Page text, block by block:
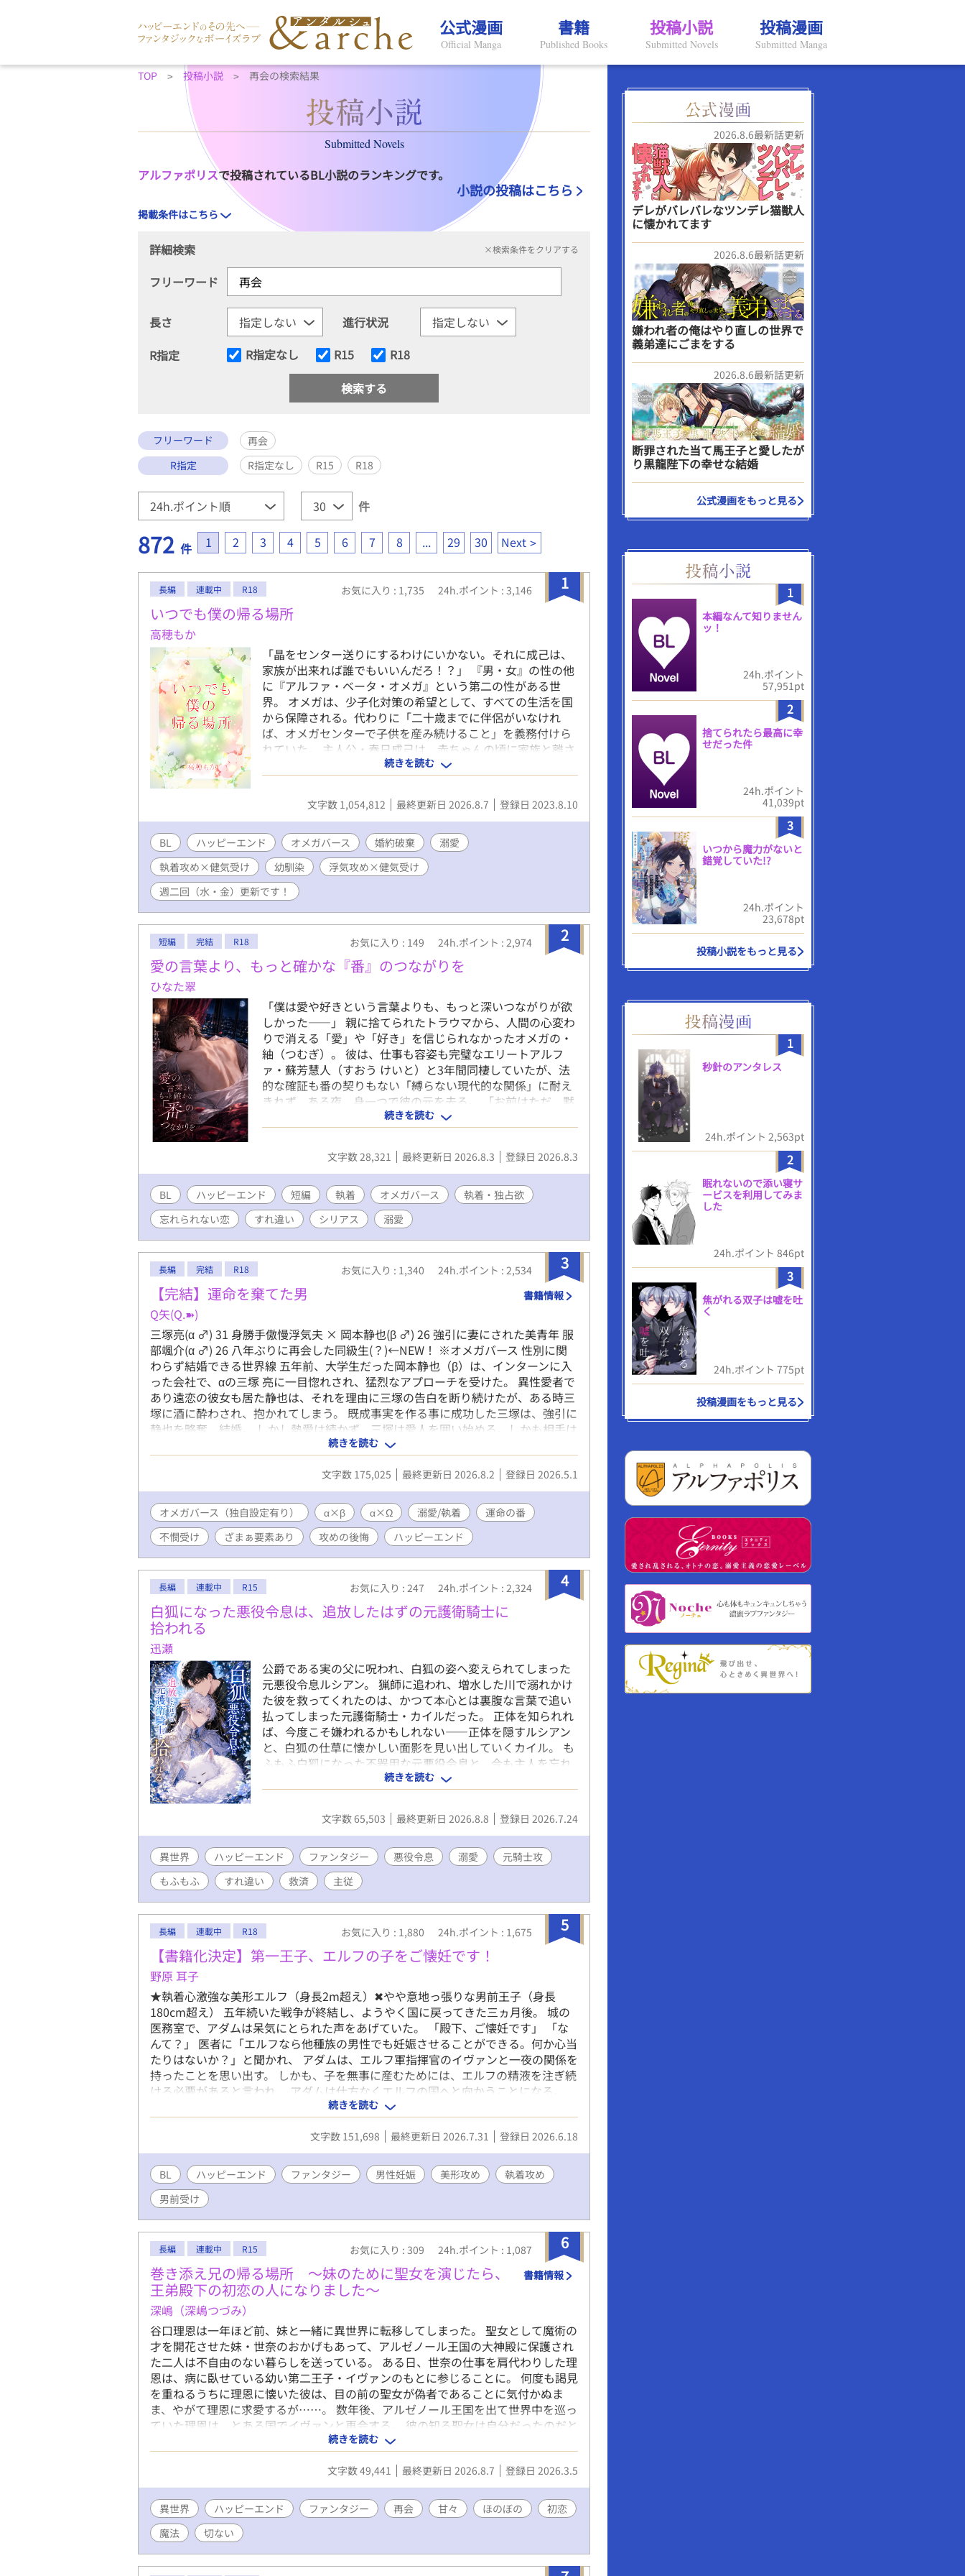
公式漫画
Official Manga
書籍
Published Books
投稿小説
Submitted Novels
投稿漫画
Submitted Manga
TOP 投稿小説 再会の検索結果
Submitted Novels
アルファポリスで投稿されているBL小説のランキングです。
小説の投稿はこちら
掲載条件はこちら
詳細検索 ×検索条件をクリアする
フリーワード
長さ
進行状況
R指定
R指定なし R15 R18
フリーワード
再会
R指定
R指定なし R15 R18
件
872 件 1 2 3 4 5 6 7 8 ... 29 30 Next
1
長編 連載中 R18 お気に入り : 1,735 24h.ポイント : 3,146
いつでも僕の帰る場所
高穂もか
「晶をセンター送りにするわけにいかない。それに成己は、
家族が出来れば誰でもいいんだろ！？」 『男・女』の性の他
に『アルファ・ベータ・オメガ』という第二の性がある世
界。 オメガは、少子化対策の希望として、すべての生活を国
から保障される。代わりに「二十歳までに伴侶がいなけれ
ば、オメガセンターで子供を産み続けること」を義務付けら
れていた。 主人公・春日成己は、赤ちゃんの頃に家族と離さ
れ、センターで育てられていた。 孤独な成己の支えは幼馴染
の宏章の面会と『家族をもつ』という夢。 「自分の家族を持
って、ずっと仲良く暮らしたい」 その夢は、叶うはずだっ
た。 高校からの親友で、婚約者の陽平が、彼の初恋の人・晶
目前に、婚約を解消されてしまう。 婚約者探しは絶望的で、
最早センターに行くしかない。 失意に沈む成己に手を差し伸
べたのは、幼馴染の宏章だった。 「俺の家族になってくれ」
兄のように思っていた宏章に、身も心も包まれ愛されて
メガバースBLです♡ ※ストレス展開が長く続きますが、最
終的にはスカッとハッピーエンドになります🦾(⌒▽⌒) ※独
自設定ありオメガバースです。 ☆感想コメント、誠にありが
とうございます！いつも大切に読ませて頂いております♡心
きました✨ ※24年9月2日 二百八十～三百二話までを修正の
為非公開にしました。読んで下さった皆様、ありがとうござ
いましたm(__)m ※25年4月29日 唯一の未来Ⅰを再度加筆修
正いたします。ご迷惑をおかけして、申し訳ありません。 今
までのお話を読んでくださった皆様、ありがとうございまし
たm(_ _)m ※25年5月13日 加筆完了しました！
続きを読む
文字数 1,054,812 最終更新日 2026.8.7 登録日 2023.8.10
BL ハッピーエンド オメガバース 婚約破棄
溺愛
執着攻め×健気受け
幼馴染
浮気攻め×健気受け
週二回（水・金）更新です！
2
短編 完結 R18 お気に入り : 149 24h.ポイント : 2,974
愛の言葉より、もっと確かな『番』のつながりを
ひなた翠
「僕は愛や好きという言葉よりも、もっと深いつながりが欲
しかった――」 親に捨てられたトラウマから、人間の心変わ
りで消える「愛」や「好き」を信じられなかったオメガの・
紬（つむぎ）。 彼は、仕事も容姿も完璧なエリートアルフ
ァ・蘇芳慧人（すおう けいと）と3年間同棲していたが、法
的な確証も番の契りもない「縛らない現代的な関係」に耐え
きれず、ある夜、身一つで彼の元を去る。 「お前はただ、黙
って俺の側にいればいい」 そう言って自分を溺愛してくれて
いると信じていた慧人だったが、紬が残していったのは『今
までありがとうございました』という冷たい一言と、お揃い
のプラチナリングだけだった。 「自由」という名の傲慢が、
ように紬を捜し求める。 これは、愛を恐れたオメガと、愛し
方を知らなかったアルファが、すれ違いの果てに「本当の運
命」を掴み取るまでの、切なくも溺愛に満ちた再会ラブスト
ーリー。
続きを読む
文字数 28,321 最終更新日 2026.8.3 登録日 2026.8.3
BL ハッピーエンド 短編 執着 オメガバース
執着・独占欲
忘れられない恋
すれ違い シリアス 溺愛
3
長編 完結 R18 お気に入り : 1,340 24h.ポイント : 2,534
【完結】運命を棄てた男
Q矢(Q.➽)
書籍情報
三塚亮(α ♂) 31 身勝手傲慢浮気夫 × 岡本静也(β ♂) 26 強引に妻にされた美青年 服
部颯介(α ♂) 26 八年ぶりに再会した同級生(？)←NEW！ ※オメガバース 性別に関
わらず結婚できる世界線 五年前、大学生だった岡本静也（β）は、インターンに入
った会社で、αの三塚 亮に一目惚れされ、猛烈なアプローチを受けた。 異性愛者で
あり遠恋の彼女も居た静也は、それを理由に三塚の告白を断り続けたが、ある時三
塚に酒に酔わされ、抱かれてしまう。 既成事実を作る事に成功した三塚は、強引に
静也を略奪、結婚。 しかし熱愛は続かず、三塚は愛人を囲い始める。しかも相手は
Ωで、三塚と番になって子どもを産む事を望んでいた。 バース法により、婚姻外の
番契約は禁止されている。可愛い愛人の願いを叶える為には、まず静也と離婚しな
くてはならない。 そうして結婚生活が五年目に入ったある夜、三塚は静也に離婚を
切り出す。 愛人に目が眩む三塚は、この先で自分を待つ恐ろしい運命など、想像す
らできずにいたが……。 手段を選ばず生きてきた傲慢浮気男・三塚の末路とは。
そして捨てられた静也の、意外な未来とは。 ※お詫び 17話のラスト、三年ではな
く五年の間違いです！明らかなうっかりミスです！ お詫びして訂正いたしますm(_
_)m
続きを読む
文字数 175,025 最終更新日 2026.8.2 登録日 2026.5.1
オメガバース（独自設定有り） α×β α×Ω 溺愛/執着
運命の番
不憫受け
ざまぁ要素あり 攻めの後悔 ハッピーエンド
4
長編 連載中 R15 お気に入り : 247 24h.ポイント : 2,324
白狐になった悪役令息は、追放したはずの元護衛騎士に
拾われる
迅瀬
公爵である実の父に呪われ、白狐の姿へ変えられてしまった
元悪役令息ルシアン。 猟師に追われ、増水した川で溺れかけ
た彼を救ってくれたのは、かつて本心とは裏腹な言葉で追い
払ってしまった元護衛騎士・カイルだった。 正体を知られれ
ば、今度こそ嫌われるかもしれない――正体を隠すルシアン
と、白狐の仕草に懐かしい面影を見い出していくカイル。 も
ふもふ白狐になった不器用な元悪役令息と、今も主人を忘れ
られない一途な元護衛騎士が、ゆっくりと心を通わせていく
再会・溺愛ファンタジーBLです。 ※表紙や校正に生成AIを使
用しています。
続きを読む
文字数 65,503 最終更新日 2026.8.8 登録日 2026.7.24
異世界 ハッピーエンド ファンタジー 悪役令息 溺愛
元騎士攻
もふもふ
すれ違い 救済 主従
5
長編 連載中 R18 お気に入り : 1,880 24h.ポイント : 1,675
【書籍化決定】第一王子、エルフの子をご懐妊です！
野原 耳子
★執着心激強な美形エルフ（身長2m超え）✖やや意地っ張りな男前王子（身長
180cm超え） 五年続いた戦争が終結し、ようやく国に戻ってきた三ヵ月後。 城の
医務室で、アダムは呆気にとられた声をあげていた。 「殿下、ご懐妊です」 「な
んて？」 医者に「エルフなら他種族の男性でも妊娠させることができる。何か心当
たりはないか？」と聞かれ、 アダムは、エルフ軍指揮官のイヴァンと一夜の関係を
持ったことを思い出す。 しかも、子を無事に産むためには、エルフの精液を注ぎ続
ける必要があると言われ、 アダムは仕方なくエルフの国へと向かうことになる。
再会したイヴァンは、まるで伴侶のようにアダムを愛で始める。 子供を産んだらさ
っさと国に戻るつもりだったのに、次第にアダムもイヴァンから与えられる想いに
心が揺らいでいき―― ★皆様の応援のおかげで【紙書籍&電子書籍化】が決定しま
した…！ 読んでくださった皆様、心からありがとうございます…！ 出版レーベル
さんや発売日などは詳細が決まり次第、作者のXでご報告いたしますね。 引き続き
頑張っていきますので、どうかラストまで読んでいただけると嬉しいです！
続きを読む
文字数 151,698 最終更新日 2026.7.31 登録日 2026.6.18
BL ハッピーエンド ファンタジー 男性妊娠 美形攻め
執着攻め
男前受け
6
長編 連載中 R15 お気に入り : 309 24h.ポイント : 1,087
巻き添え兄の帰る場所 〜妹のために聖女を演じたら、
王弟殿下の初恋の人になりました〜
深嶋（深嶋つづみ）
書籍情報
谷口理恩は一年ほど前、妹と一緒に異世界に転移してしまった。 聖女として魔術の
才を開花させた妹・世奈のおかげもあって、アルゼノール王国の大神殿に保護され
た二人は不自由のない暮らしを送っている。 ある日、世奈の仕事を肩代わりした理
恩は、病に臥せている幼い第二王子・イヴァンのもとに参じることに。 何度も謁見
を重ねるうちに理恩に懐いた彼は、目の前の聖女が偽者であることに気付かぬま
ま、やがて理恩に求愛するが……。 数年後、アルゼノール王国を出て世界中を巡っ
ていた理恩は、とある国でイヴァンと再会する。 彼の知る聖女は自分だったのだと
言い出せぬまま、理恩はイヴァンと交流を続けることになって――？ ☆旧タイトル
『聖女を演じた巻き添え兄は、王弟殿下の求愛から逃げられない』から改題しまし
続きを読む
文字数 49,441 最終更新日 2026.8.7 登録日 2026.3.5
異世界 ハッピーエンド ファンタジー 再会 甘々 ほのぼの
初恋
魔法
切ない
2026.8.6最新話更新
デレがバレバレなツンデレ猫獣人
に懐かれてます
2026.8.6最新話更新
嫌われ者の俺はやり直しの世界で
義弟達にごまをする
2026.8.6最新話更新
断罪された当て馬王子と愛したが
り黒龍陛下の幸せな結婚
公式漫画をもっと見る
1
本編なんて知りません
ッ！
24h.ポイント
57,951pt
2
捨てられたら最高に幸
せだった件
24h.ポイント
41,039pt
3
いつから魔力がないと
錯覚していた!?
24h.ポイント
23,678pt
投稿小説をもっと見る
1
秒針のアンタレス
24h.ポイント 2,563pt
2
眠れないので添い寝サ
ービスを利用してみま
した
24h.ポイント 846pt
3
焦がれる双子は嘘を吐
く
24h.ポイント 775pt
投稿漫画をもっと見る